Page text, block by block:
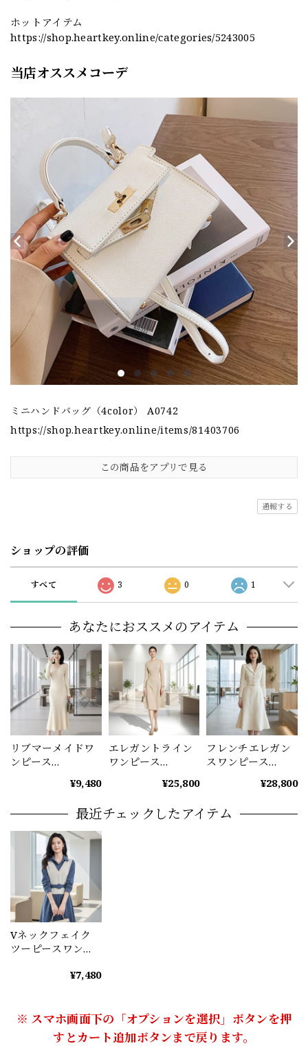
ホットアイテム
https://shop.heartkey.online/categories/5243005
当店オススメコーデ
ミニハンドバッグ（4color） A0742
https://shop.heartkey.online/items/81403706
この商品をアプリで見る
通報する
ショップの評価
すべて 3 0 1
あなたにおススメのアイテム
リブマーメイドワ
ンピース
¥9,480
エレガントライン
ワンピース
¥25,800
フレンチエレガン
スワンピース
¥28,800
最近チェックしたアイテム
Vネックフェイク
ツーピースワンピ
¥7,480
※ スマホ画面下の「オプションを選択」ボタンを押
すとカート追加ボタンまで戻ります。